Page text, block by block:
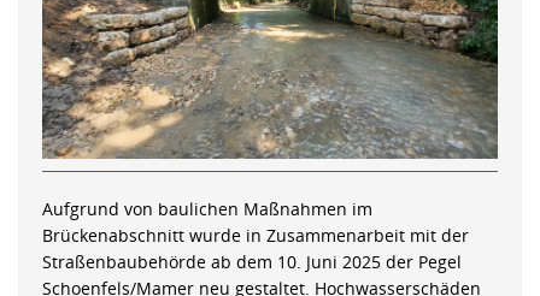
Aufgrund von baulichen Maßnahmen im
Brückenabschnitt wurde in Zusammenarbeit mit der
Straßenbaubehörde ab dem 10. Juni 2025 der Pegel
Schoenfels/Mamer neu gestaltet. Hochwasserschäden